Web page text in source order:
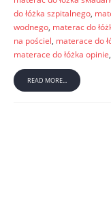
do łóżka szpitalnego,
wodnego, materac do
na pościel, materace do
materace do łóżka opinie,
READ MORE...